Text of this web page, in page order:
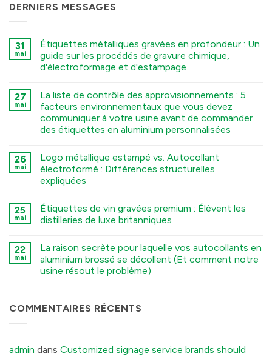
DERNIERS MESSAGES
31
mai
Étiquettes métalliques gravées en profondeur : Un
guide sur les procédés de gravure chimique,
d'électroformage et d'estampage
नहीं
Deep
Engraving
Metal
Nametags:
A
Chemical
Etching,
Electroforming,
and
में
27
mai
La liste de contrôle des approvisionnements : 5
facteurs environnementaux que vous devez
communiquer à votre usine avant de commander
des étiquettes en aluminium personnalisées
नहीं
The
Sourcing
Checklist:
Factors
You
Must
Factory
Before
Ordering
Custom
Aluminum
26
mai
Logo métallique estampé vs. Autocollant
électroformé : Différences structurelles
expliquées
नहीं
Stamped
Metal
Electroformed
Sticker:
Structural
Differences
25
mai
Étiquettes de vin gravées premium : Élèvent les
distilleries de luxe britanniques
नहीं
Premium
Embossed
Wine
Distilleries
22
mai
La raison secrète pour laquelle vos autocollants en
aluminium brossé se décollent (Et comment notre
usine résout le problème)
The
Secret
Aluminum
Stickers
COMMENTAIRES RÉCENTS
admin dans Customized signage service brands should